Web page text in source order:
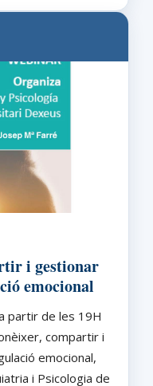
i gestionar
emocional
partir de les 19H
compartir i
emocional,
i Psicologia de